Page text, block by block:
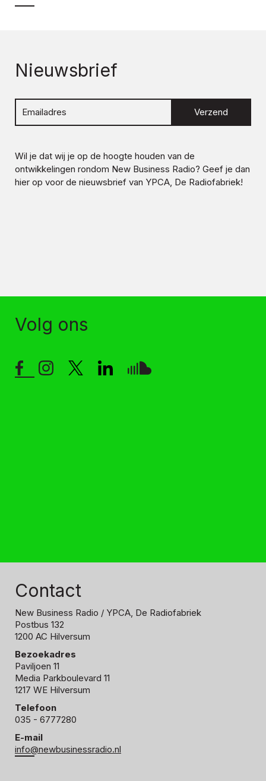
Nieuwsbrief
Verzend
Wil je dat wij je op de hoogte houden van de
ontwikkelingen rondom New Business Radio? Geef je dan
hier op voor de nieuwsbrief van YPCA, De Radiofabriek!
Volg ons
Contact
New Business Radio / YPCA, De Radiofabriek
Postbus 132
1200 AC Hilversum
Bezoekadres
Paviljoen 11
Media Parkboulevard 11
1217 WE Hilversum
Telefoon
035 - 6777280
E-mail
info@newbusinessradio.nl